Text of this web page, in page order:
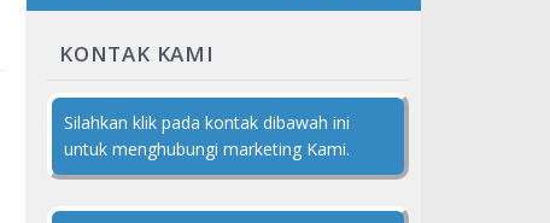
KONTAK KAMI
Silahkan klik pada kontak dibawah ini
untuk menghubungi marketing Kami.